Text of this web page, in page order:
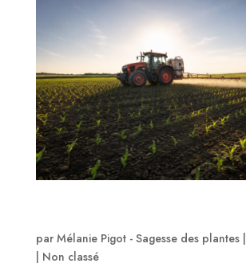
par Mélanie Pigot - Sagesse des plantes|
| Non classé